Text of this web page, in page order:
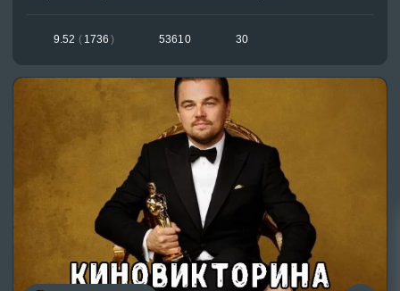
9.52 ( 1736 ) 53610 30